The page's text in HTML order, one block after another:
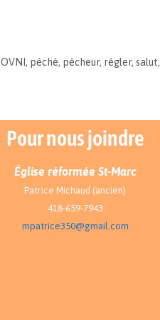
OVNI , péché, pécheur, régler, salut,
Pour nous joindre
Église réformée St-Marc
Patrice Michaud (ancien)
418-659-7943
mpatrice350@gmail.com